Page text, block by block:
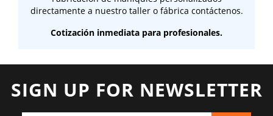
directamente a nuestro taller o fábrica contáctenos.
Cotización inmediata para profesionales.
SIGN UP FOR NEWSLETTER